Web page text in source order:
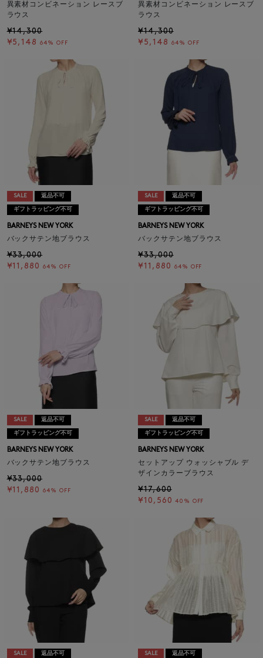
異素材コンビネーション レースブ
ラウス
¥14,300
¥5,148
64% OFF
異素材コンビネーション レースブ
ラウス
¥14,300
¥5,148
64% OFF
SALE 返品不可
ギフトラッピング不可
BARNEYS NEW YORK
バックサテン地ブラウス
¥33,000
¥11,880
64% OFF
SALE 返品不可
ギフトラッピング不可
BARNEYS NEW YORK
バックサテン地ブラウス
¥33,000
¥11,880
64% OFF
SALE 返品不可
ギフトラッピング不可
BARNEYS NEW YORK
バックサテン地ブラウス
¥33,000
¥11,880
64% OFF
SALE 返品不可
ギフトラッピング不可
BARNEYS NEW YORK
セットアップ ウォッシャブル デ
ザインカラーブラウス
¥17,600
¥10,560 40% OFF
SALE 返品不可 SALE 返品不可